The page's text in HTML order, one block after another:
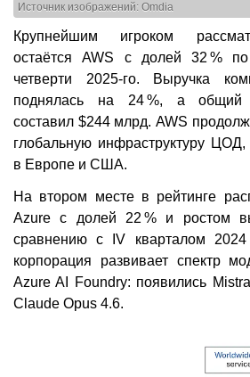
Источник изображений: Omdia
Крупнейшим игроком
остаётся AWS с долей 32 %
четверти 2025-го. Выручка
поднялась на 24 %, а общий
составил $244 млрд. AWS
глобальную инфраструктуру
в Европе и США.
На втором месте в рейтинге
Azure с долей 22 % и ростом
сравнению с IV кварталом 2024
корпорация развивает спектр
Azure AI Foundry: появились
Claude Opus 4.6.